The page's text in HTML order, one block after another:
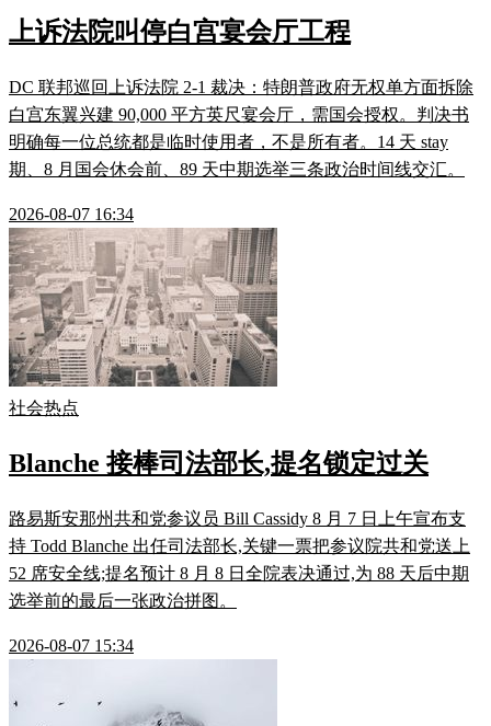
上诉法院叫停白宫宴会厅工程
DC 联邦巡回上诉法院 2-1 裁决：特朗普政府无权单方面拆除
白宫东翼兴建 90,000 平方英尺宴会厅，需国会授权。判决书
明确每一位总统都是临时使用者，不是所有者。14 天 stay
期、8 月国会休会前、89 天中期选举三条政治时间线交汇。
2026-08-07 16:34
社会热点
Blanche 接棒司法部长,提名锁定过关
路易斯安那州共和党参议员 Bill Cassidy 8 月 7 日上午宣布支
持 Todd Blanche 出任司法部长,关键一票把参议院共和党送上
52 席安全线;提名预计 8 月 8 日全院表决通过,为 88 天后中期
选举前的最后一张政治拼图。
2026-08-07 15:34